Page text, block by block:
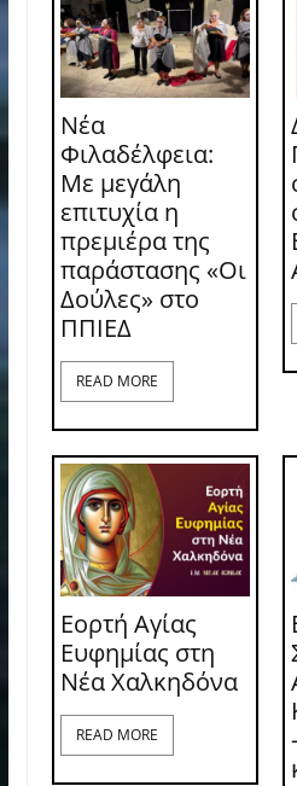
Νέα
Φιλαδέλφεια:
Με μεγάλη
επιτυχία η
πρεμιέρα της
παράστασης «Οι
Δούλες» στο
ΠΠΙΕΔ
READ MORE
Εορτή Αγίας
Ευφημίας στη
Νέα Χαλκηδόνα
READ MORE